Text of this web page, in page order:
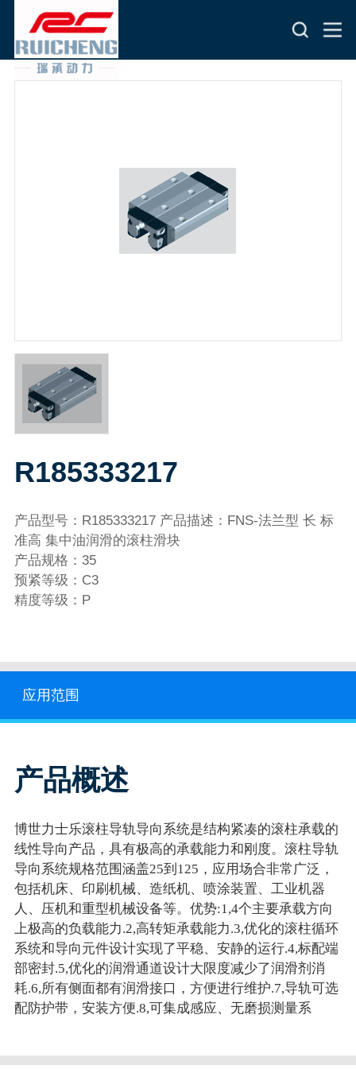
R185333217
产品型号：R185333217 产品描述：FNS-法兰型 长 标
准高 集中油润滑的滚柱滑块
产品规格：35
预紧等级：C3
精度等级：P
应用范围
产品概述
博世力士乐滚柱导轨导向系统是结构紧凑的滚柱承载的
线性导向产品，具有极高的承载能力和刚度。滚柱导轨
导向系统规格范围涵盖25到125，应用场合非常广泛，
包括机床、印刷机械、造纸机、喷涂装置、工业机器
人、压机和重型机械设备等。优势:1,4个主要承载方向
上极高的负载能力.2,高转矩承载能力.3,优化的滚柱循环
系统和导向元件设计实现了平稳、安静的运行.4,标配端
部密封.5,优化的润滑通道设计大限度减少了润滑剂消
耗.6,所有侧面都有润滑接口，方便进行维护.7,导轨可选
配防护带，安装方便.8,可集成感应、无磨损测量系